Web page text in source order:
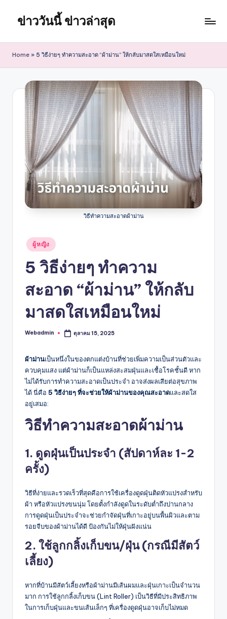
content
ข่าววันนี้ ข่าวล่าสุด
Home » 5 วิธีง่ายๆ ทำความสะอาด “ผ้าม่าน” ให้กลับมาสดใสเหมือนใหม่
วิธีทำความสะอาดผ้าม่าน
Posted
in
ผู้หญิง
5 วิธีง่ายๆ ทำความ
สะอาด “ผ้าม่าน” ให้กลับ
มาสดใสเหมือนใหม่
Posted
Webadmin ตุลาคม 15, 2025
ผ้าม่านเป็นหนึ่งในของตกแต่งบ้านที่ช่วยเพิ่มความเป็นส่วนตัวและ
ควบคุมแสง แต่ผ้าม่านก็เป็นแหล่งสะสมฝุ่นและเชื้อโรคชั้นดี หาก
ไม่ได้รับการทำความสะอาดเป็นประจำ อาจส่งผลเสียต่อสุขภาพ
ได้ นี่คือ 5 วิธีง่ายๆ ที่จะช่วยให้ผ้าม่านของคุณสะอาดและสดใส
อยู่เสมอ:
วิธีทำความสะอาดผ้าม่าน
1. ดูดฝุ่นเป็นประจำ (สัปดาห์ละ 1-2
ครั้ง)
วิธีที่ง่ายและรวดเร็วที่สุดคือการใช้เครื่องดูดฝุ่นติดหัวแปรงสำหรับ
ผ้า หรือหัวแปรงขนนุ่ม โดยตั้งกำลังดูดในระดับต่ำถึงปานกลาง
การดูดฝุ่นเป็นประจำจะช่วยกำจัดฝุ่นที่เกาะอยู่บนพื้นผิวและตาม
รอยจีบของผ้าม่านได้ดี ป้องกันไม่ให้ฝุ่นฝังแน่น
2. ใช้ลูกกลิ้งเก็บขน/ฝุ่น (กรณีมีสัตว์
เลี้ยง)
หากที่บ้านมีสัตว์เลี้ยงหรือผ้าม่านมีเส้นผมและฝุ่นเกาะเป็นจำนวน
มาก การใช้ลูกกลิ้งเก็บขน (Lint Roller) เป็นวิธีที่มีประสิทธิภาพ
ในการเก็บฝุ่นและขนเส้นเล็กๆ ที่เครื่องดูดฝุ่นอาจเก็บไม่หมด